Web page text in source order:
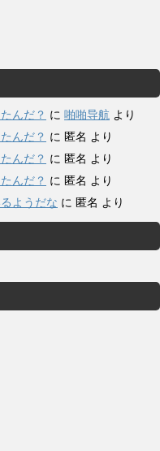
んだ？ に 啪啪导航 より
んだ？ に 匿名 より
んだ？ に 匿名 より
んだ？ に 匿名 より
ようだな に 匿名 より